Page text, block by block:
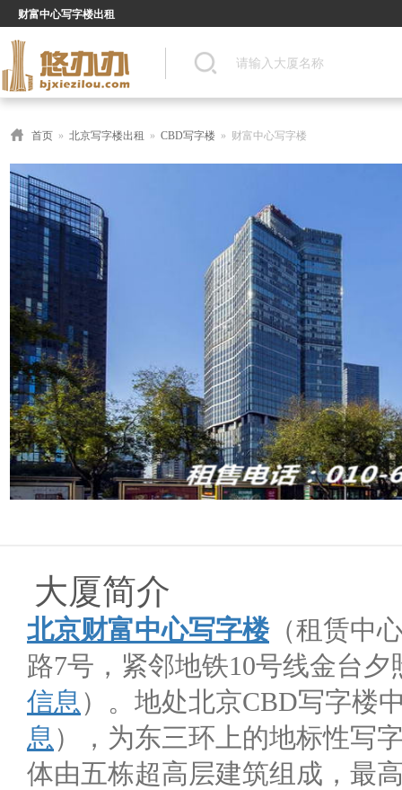
财富中心写字楼出租
首页 » 北京写字楼出租 » CBD写字楼 » 财富中心写字楼
大厦简介
北京财富中心写字楼（租赁中
路7号，紧邻地铁10号线金台夕
信息 ）。地处北京CBD写字楼
息 ），为东三环上的地标性写
体由五栋超高层建筑组成，最